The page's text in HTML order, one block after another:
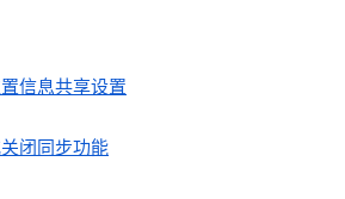
信息共享设置
闭同步功能